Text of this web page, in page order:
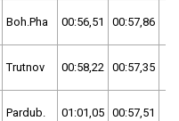
Boh.Pha 00:56,51 00:57,86
Trutnov 00:58,22 00:57,35
Pardub. 01:01,05 00:57,51